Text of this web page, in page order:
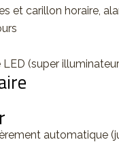
et carillon horaire,
(super
automatique